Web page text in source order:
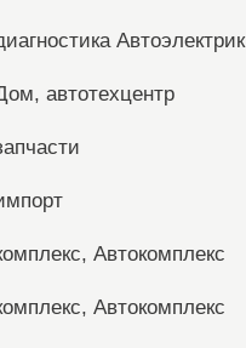
Автоэлектрик
автотехцентр
Автокомплекс
Автокомплекс